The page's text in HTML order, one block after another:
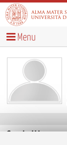
Menu
Contatti